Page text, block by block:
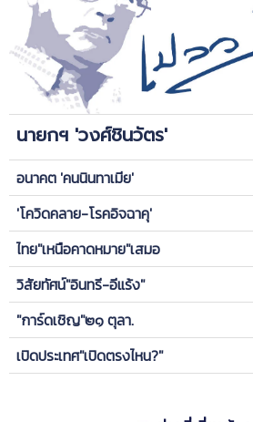
นายกฯ 'วงศ์ชินวัตร'
อนาคต 'คนนินทาเมีย'
'โควิดคลาย-โรคอิจฉาคุ'
ไทย"เหนือคาดหมาย"เสมอ
วิสัยทัศน์"อินทรี-อีแร้ง"
"การ์ดเชิญ"๒๑ ตุลา.
เปิดประเทศ"เปิดตรงไหน?"